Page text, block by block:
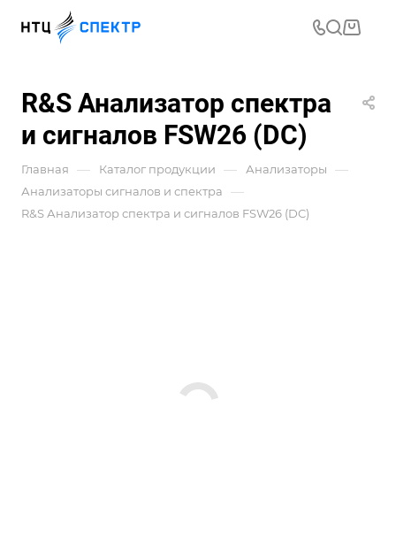
R&S Анализатор спектра
и сигналов FSW26 (DC)
Главная — Каталог продукции — Анализаторы —
Анализаторы сигналов и спектра —
R&S Анализатор спектра и сигналов FSW26 (DC)